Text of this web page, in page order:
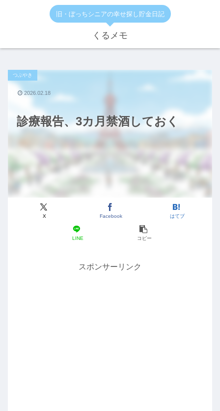
旧・ぼっちシニアの幸せ探し貯金日記
くるメモ
診療報告、3カ月禁酒しておく
つぶやき
X Facebook はてブ
LINE コピー
2026.02.18
スポンサーリンク